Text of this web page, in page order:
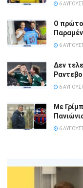
6
Ο
6
Δεν
6
Με
6